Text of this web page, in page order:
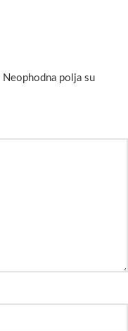
Neophodna polja su